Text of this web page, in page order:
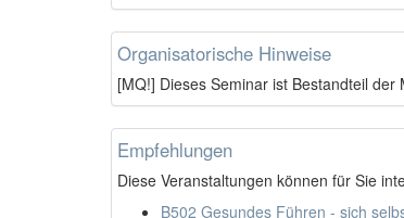
Organisatorische Hinweise
[MQ!] Dieses Seminar ist Bestandteil
Empfehlungen
Diese Veranstaltungen können für Sie
B502 Gesundes Führen - sich